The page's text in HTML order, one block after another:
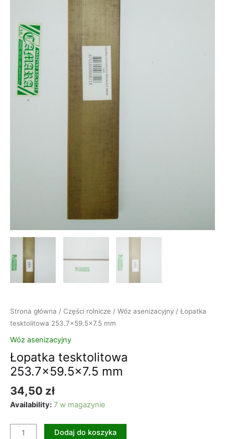
Strona główna / Części rolnicze / Wóz asenizacyjny / Łopatka
tesktolitowa 253.7×59.5×7.5 mm
Wóz asenizacyjny
Łopatka tesktolitowa
253.7×59.5×7.5 mm
34,50 zł
Availability: 7 w magazynie
Dodaj do koszyka